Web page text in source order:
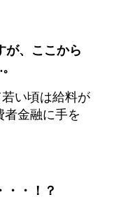
、ここから
い頃は給料が
金融に手を
・！？